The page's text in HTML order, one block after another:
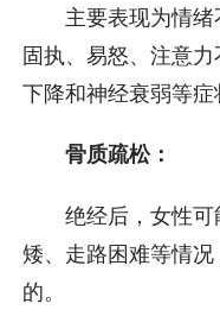
主要表现为情绪
固执、易怒、注意
下降和神经衰弱等症
骨质疏松：
绝经后，女性可
矮、走路困难等情
的。